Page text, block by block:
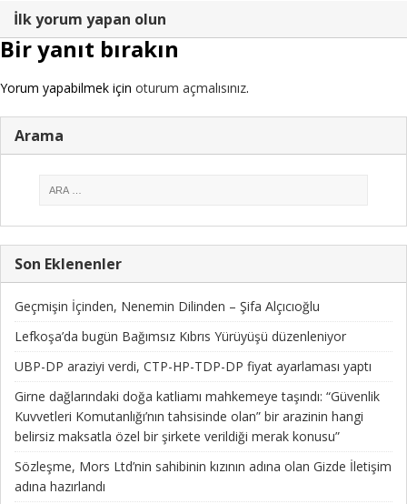
İlk yorum yapan olun
Bir yanıt bırakın
Yorum yapabilmek için oturum açmalısınız.
Arama
Son Eklenenler
Geçmişin İçinden, Nenemin Dilinden – Şifa Alçıcıoğlu
Lefkoşa’da bugün Bağımsız Kıbrıs Yürüyüşü düzenleniyor
UBP-DP araziyi verdi, CTP-HP-TDP-DP fiyat ayarlaması yaptı
Girne dağlarındaki doğa katliamı mahkemeye taşındı: “Güvenlik
Kuvvetleri Komutanlığı’nın tahsisinde olan” bir arazinin hangi
belirsiz maksatla özel bir şirkete verildiği merak konusu”
Sözleşme, Mors Ltd’nin sahibinin kızının adına olan Gizde İletişim
adına hazırlandı